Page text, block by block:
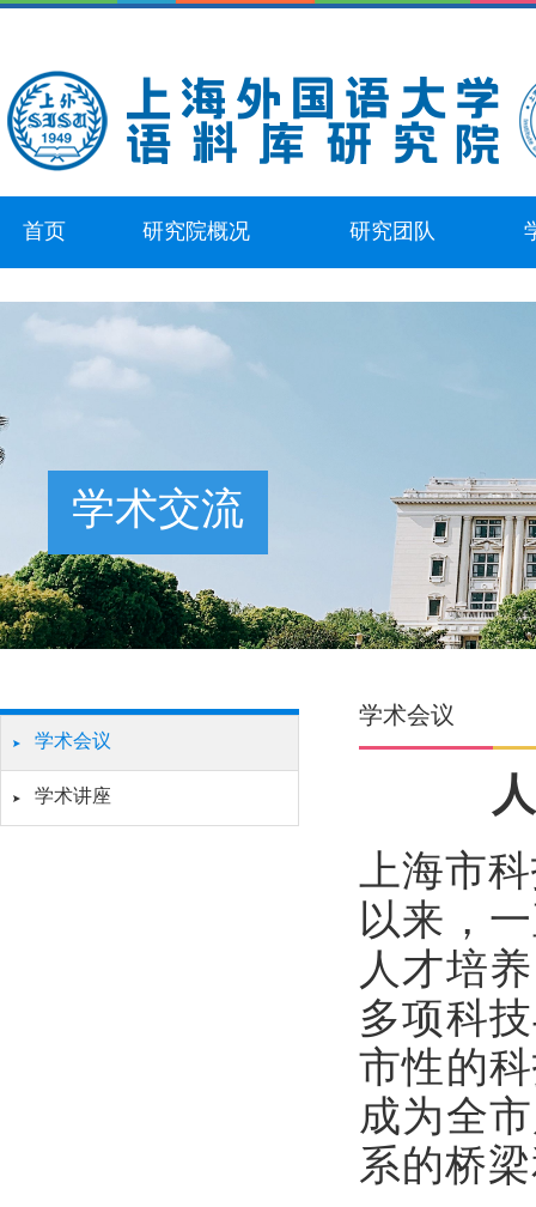
首页 研究院概况 研究团队
学术交流
学术会议
学术讲座
学术会议
上海市
以来，
人才培
多项科
市性的
成为全
系的桥